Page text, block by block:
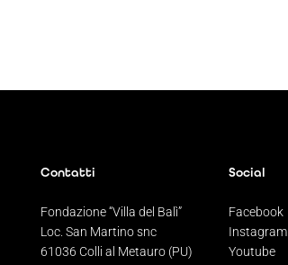
Contatti
Fondazione “Villa del Balì”
Loc. San Martino snc
61036 Colli al Metauro (PU)
Social
Facebook
Instagram
Youtube